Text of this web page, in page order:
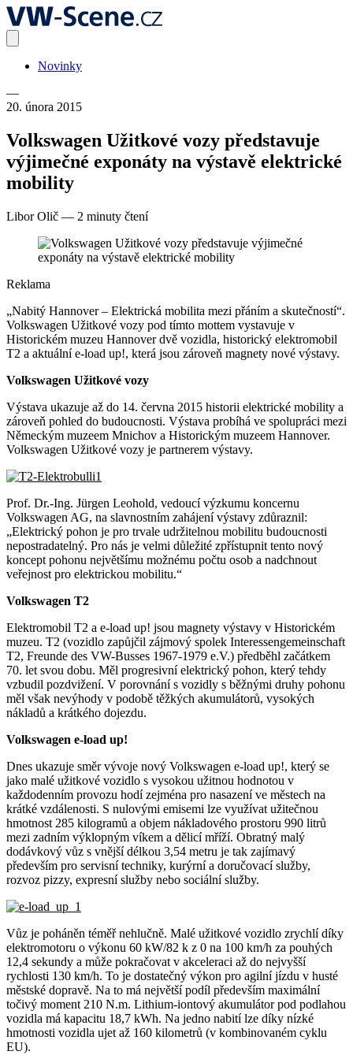
Novinky
—
20. února 2015
Volkswagen Užitkové vozy představuje
výjimečné exponáty na výstavě elektrické
mobility
Libor Olič — 2 minuty čtení
Reklama
„Nabitý Hannover – Elektrická mobilita mezi přáním a skutečností“.
Volkswagen Užitkové vozy pod tímto mottem vystavuje v
Historickém muzeu Hannover dvě vozidla, historický elektromobil
T2 a aktuální e-load up!, která jsou zároveň magnety nové výstavy.
Volkswagen Užitkové vozy
Výstava ukazuje až do 14. června 2015 historii elektrické mobility a
zároveň pohled do budoucnosti. Výstava probíhá ve spolupráci mezi
Německým muzeem Mnichov a Historickým muzeem Hannover.
Volkswagen Užitkové vozy je partnerem výstavy.
Prof. Dr.-Ing. Jürgen Leohold, vedoucí výzkumu koncernu
Volkswagen AG, na slavnostním zahájení výstavy zdůraznil:
„Elektrický pohon je pro trvale udržitelnou mobilitu budoucnosti
nepostradatelný. Pro nás je velmi důležité zpřístupnit tento nový
koncept pohonu největšímu možnému počtu osob a nadchnout
veřejnost pro elektrickou mobilitu.“
Volkswagen T2
Elektromobil T2 a e-load up! jsou magnety výstavy v Historickém
muzeu. T2 (vozidlo zapůjčil zájmový spolek Interessengemeinschaft
T2, Freunde des VW-Busses 1967-1979 e.V.) předběhl začátkem
70. let svou dobu. Měl progresivní elektrický pohon, který tehdy
vzbudil pozdvižení. V porovnání s vozidly s běžnými druhy pohonu
měl však nevýhody v podobě těžkých akumulátorů, vysokých
nákladů a krátkého dojezdu.
Volkswagen e-load up!
Dnes ukazuje směr vývoje nový Volkswagen e-load up!, který se
jako malé užitkové vozidlo s vysokou užitnou hodnotou v
každodenním provozu hodí zejména pro nasazení ve městech na
krátké vzdálenosti. S nulovými emisemi lze využívat užitečnou
hmotnost 285 kilogramů a objem nákladového prostoru 990 litrů
mezi zadním výklopným víkem a dělicí mříží. Obratný malý
dodávkový vůz s vnější délkou 3,54 metru je tak zajímavý
především pro servisní techniky, kurýrní a doručovací služby,
rozvoz pizzy, expresní služby nebo sociální služby.
Vůz je poháněn téměř nehlučně. Malé užitkové vozidlo zrychlí díky
elektromotoru o výkonu 60 kW/82 k z 0 na 100 km/h za pouhých
12,4 sekundy a může pokračovat v akceleraci až do nejvyšší
rychlosti 130 km/h. To je dostatečný výkon pro agilní jízdu v husté
městské dopravě. Na to má největší podíl především maximální
točivý moment 210 N.m. Lithium-iontový akumulátor pod podlahou
vozidla má kapacitu 18,7 kWh. Na jedno nabití lze díky nízké
hmotnosti vozidla ujet až 160 kilometrů (v kombinovaném cyklu
EU).